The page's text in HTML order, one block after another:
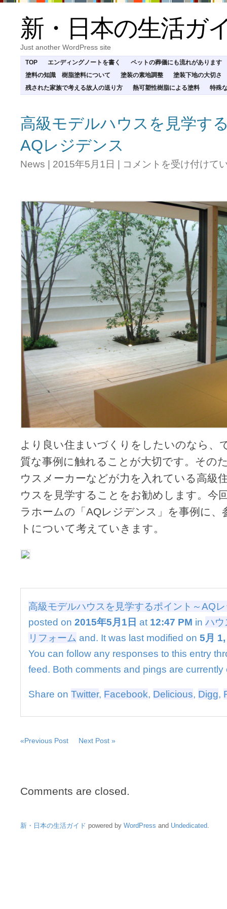
新・日本の生活ガ
Just another WordPress site
TOP エンディングノートを書く
ペットの葬儀にも流れがあります
塗料の知識 樹脂塗料について
塗装の素地調整
塗装下地の大切さ
残された家族で考える故人の送り方
熱可塑性樹脂による塗料 特殊
高級モデルハウスを見学す
AQレジデンス
News | 2015年5月1日 | 高
ル
ハ
ウ
ス
を
見
学
す
る
ポ
イ
ン
ト
～
AQ
ジ
デ
ン
コメントを受け付けて
より良い住まいづくりをしたいのなら、
質な事例に触れることが大切です。その
ウスメーカーなどが力を入れている高級
ウスを見学することをお勧めします。今
ラホームの「AQレジデンス」を事例に
トについて考えていきます。
高級モデルハウスを見学するポイント～AQ
posted on 2015年5月1日 at 12:47 PM in ハウ
リフォーム and. It was last modified on 5月
You can follow any responses to this entry
feed. Both comments and pings are currently
Share on Twitter, Facebook, Delicious, Digg,
«Previous Post Next Post »
Comments are closed.
新・日本の生活ガイド powered by WordPress and Undedicated.